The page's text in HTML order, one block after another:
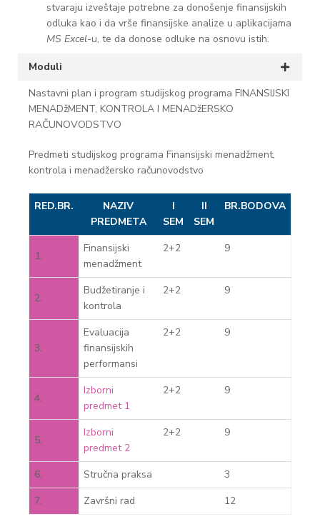
stvaraju izveštaje potrebne za donošenje finansijskih
odluka kao i da vrše finansijske analize u aplikacijama
MS Excel-u, te da donose odluke na osnovu istih.
Moduli
Nastavni plan i program studijskog programa FINANSIJSKI
MENADžMENT, KONTROLA I MENADžERSKO
RAČUNOVODSTVO
Predmeti studijskog programa Finansijski menadžment,
kontrola i menadžersko računovodstvo
RED.BR.
NAZIV
PREDMETA
I
SEM
II
SEM
BR.BODOVA
1.
Finansijski
menadžment
2+2 9
2.
Budžetiranje i
kontrola
2+2 9
3.
Evaluacija
finansijskih
performansi
2+2 9
4.
Izborni
predmet 1
2+2 9
5.
Izborni
predmet 2
2+2 9
6. Stručna praksa
3
7.
Završni rad 12